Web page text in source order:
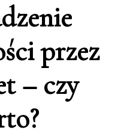
przez
– czy